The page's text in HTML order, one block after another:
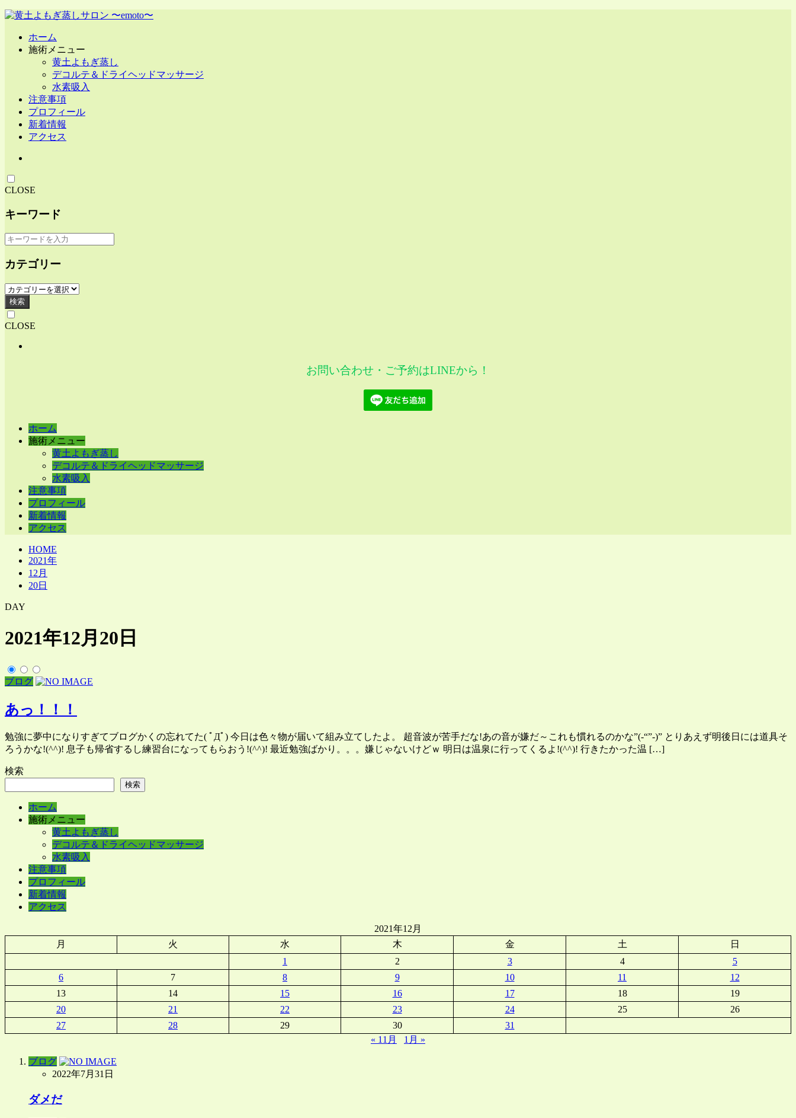
ホーム
施術メニュー
黄土よもぎ蒸し
デコルテ＆ドライヘッドマッサージ
水素吸入
注意事項
プロフィール
新着情報
アクセス
CLOSE
キーワード
カテゴリー
検索
CLOSE
お問い合わせ・ご予約はLINEから！
ホーム
施術メニュー
黄土よもぎ蒸し
デコルテ＆ドライヘッドマッサージ
水素吸入
注意事項
プロフィール
新着情報
アクセス
HOME
2021年
12月
20日
DAY
2021年12月20日
ブログ
あっ！！！
勉強に夢中になりすぎてブログかくの忘れてた( ﾟДﾟ) 今日は色々物が届いて組み立てしたよ。 超音波が苦手だな!あの音が嫌だ～これも慣れるのかな”(-“”-)” とりあえず明後日には道具そ
ろうかな!(^^)! 息子も帰省するし練習台になってもらおう!(^^)! 最近勉強ばかり。。。嫌じゃないけどｗ 明日は温泉に行ってくるよ!(^^)! 行きたかった温 […]
検索
検索
ホーム
施術メニュー
黄土よもぎ蒸し
デコルテ＆ドライヘッドマッサージ
水素吸入
注意事項
プロフィール
新着情報
アクセス
2021年12月
月
火 水 木 金 土
日
1
2 3 4
5
6
7 8 9 10 11
12
13
14 15 16 17 18
19
20
21 22 23 24 25
26
27
28 29 30
31
« 11月
1月 »
ブログ
2022年7月31日
ダメだ